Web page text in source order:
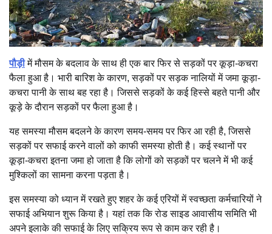
पौड़ीमें मौसम के बदलाव के साथ ही एक बार फिर से सड़कों पर कूड़ा-कचरा
फैला हुआ है। भारी बारिश के कारण, सड़कों पर सड़क नालियों में जमा कूड़ा-
कचरा पानी के साथ बह रहा है। जिससे सड़कों के कई हिस्से बहते पानी और
कूड़े के दौरान सड़कों पर फैला हुआ है।
यह समस्या मौसम बदलने के कारण समय-समय पर फिर आ रही है, जिससे
सड़कों पर सफाई करने वालों को काफी समस्या होती है। कई स्थानों पर
कूड़ा-कचरा इतना जमा हो जाता है कि लोगों को सड़कों पर चलने में भी कई
मुश्किलों का सामना करना पड़ता है।
इस समस्या को ध्यान में रखते हुए शहर के कई एरियों में स्वच्छता कर्मचारियों ने
सफाई अभियान शुरू किया है। यहां तक ​​कि रोड साइड आवासीय समिति भी
अपने इलाके की सफाई के लिए सक्रिय रूप से काम कर रही है।